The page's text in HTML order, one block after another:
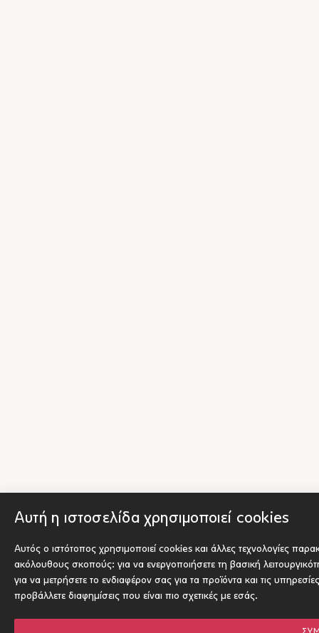
Αυτή η ιστοσελίδα χρησιμοποιεί cookies
Αυτός ο ιστότοπος χρησιμοποιεί cookies και άλλες τεχνολογίες
ακόλουθους σκοπούς: για να ενεργοποιήσετε τη βασική
για να μετρήσετε το ενδιαφέρον σας για τα προϊόντα και τις
προβάλλετε διαφημίσεις που είναι πιο σχετικές με εσάς.